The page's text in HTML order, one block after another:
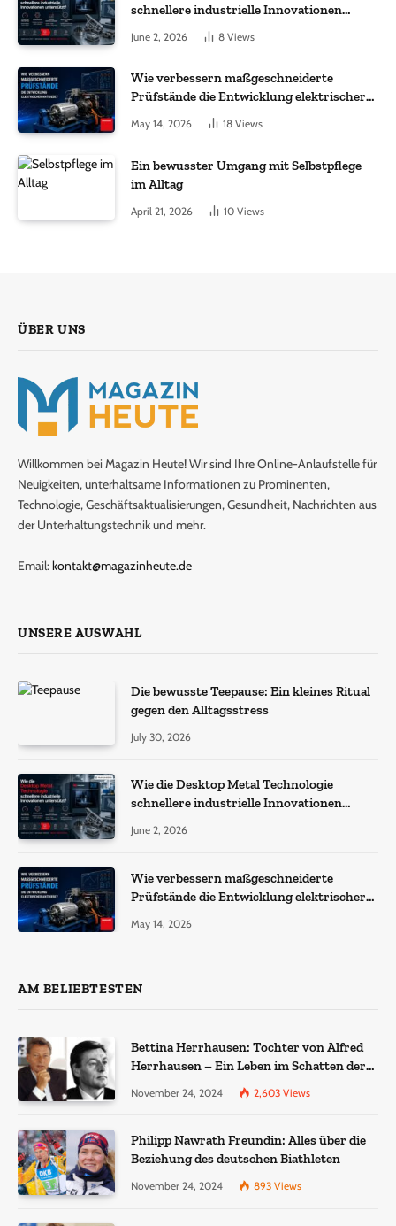
schnellere industrielle Innovationen
June 2, 2026 8 Views
Wie verbessern maßgeschneiderte
Prüfstände die Entwicklung elektrischer
May 14, 2026 18 Views
Ein bewusster Umgang mit Selbstpflege
im Alltag
April 21, 2026 10 Views
ÜBER UNS
Willkommen bei Magazin Heute! Wir sind Ihre Online-Anlaufstelle für
Neuigkeiten, unterhaltsame Informationen zu Prominenten,
Technologie, Geschäftsaktualisierungen, Gesundheit, Nachrichten aus
der Unterhaltungstechnik und mehr.
Email:kontakt@magazinheute.de
UNSERE AUSWAHL
Die bewusste Teepause: Ein kleines Ritual
gegen den Alltagsstress
July 30, 2026
Wie die Desktop Metal Technologie
schnellere industrielle Innovationen
June 2, 2026
Wie verbessern maßgeschneiderte
Prüfstände die Entwicklung elektrischer
May 14, 2026
AM BELIEBTESTEN
Bettina Herrhausen: Tochter von Alfred
Herrhausen – Ein Leben im Schatten der
November 24, 2024 2,603 Views
Philipp Nawrath Freundin: Alles über die
Beziehung des deutschen Biathleten
November 24, 2024 893 Views